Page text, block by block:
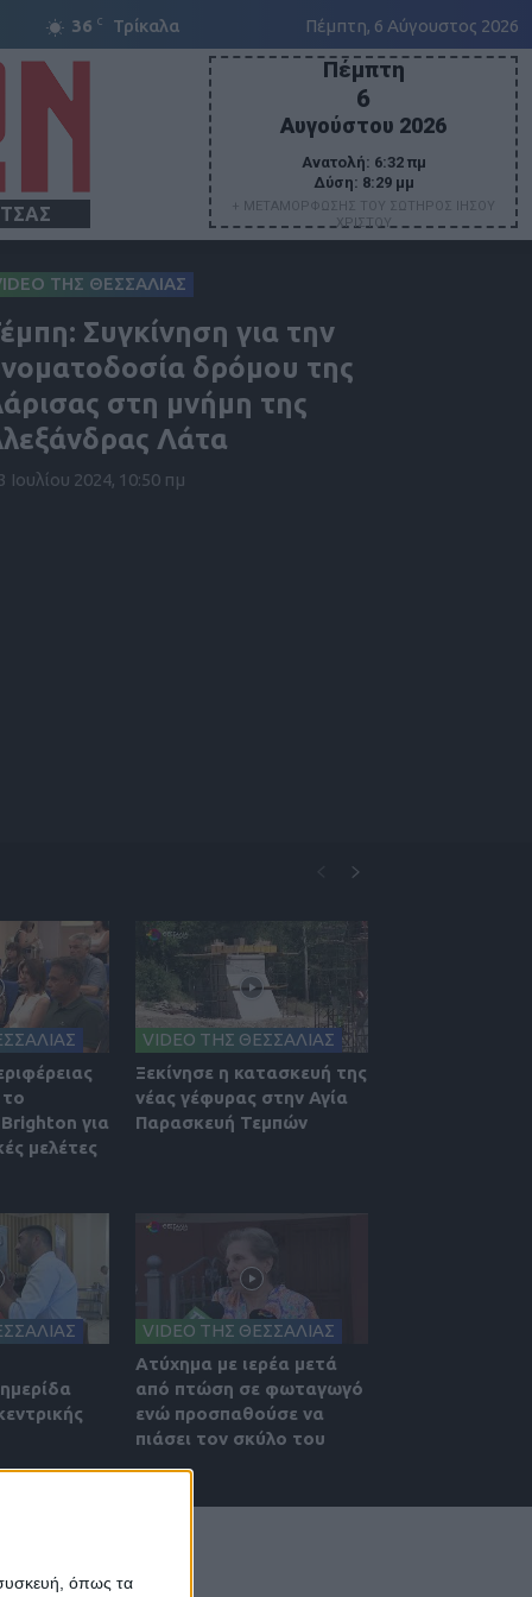
όπως τα
36 C Τρίκαλα Πέμπτη, 6 Αύγουστος 2026
Πέμπτη
6
Αυγούστου 2026
Ανατολή: 6:32 πμ
Δύση: 8:29 μμ
+ ΜΕΤΑΜΟΡΦΩΣΗΣ ΤΟΥ ΣΩΤΗΡΟΣ ΙΗΣΟΥ
ΧΡΙΣΤΟΥ
ΤΗΣ ΘΕΣΣΑΛΙΑΣ
Συγκίνηση για την
δρόμου της
στη μνήμη της
Λάτα
Ιουλίου 2024, 10:50 πμ
για
μελέτες
VIDEO ΤΗΣ ΘΕΣΣΑΛΙΑΣ
Ξεκίνησε η κατασκευή της
νέας γέφυρας στην Αγία
Παρασκευή Τεμπών
VIDEO ΤΗΣ ΘΕΣΣΑΛΙΑΣ
Ατύχημα με ιερέα μετά
από πτώση σε φωταγωγό
ενώ προσπαθούσε να
πιάσει τον σκύλο του